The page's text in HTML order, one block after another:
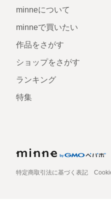
minneについて
minneで買いたい
作品をさがす
ショップをさがす
ランキング
特集
特定商取引法に基づく表記